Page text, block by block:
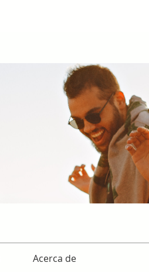
Acerca de